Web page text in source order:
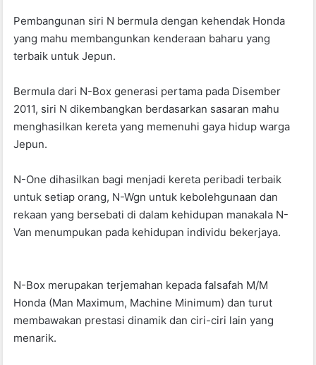
Pembangunan siri N bermula dengan kehendak Honda
yang mahu membangunkan kenderaan baharu yang
terbaik untuk Jepun.
Bermula dari N-Box generasi pertama pada Disember
2011, siri N dikembangkan berdasarkan sasaran mahu
menghasilkan kereta yang memenuhi gaya hidup warga
Jepun.
N-One dihasilkan bagi menjadi kereta peribadi terbaik
untuk setiap orang, N-Wgn untuk kebolehgunaan dan
rekaan yang bersebati di dalam kehidupan manakala N-
Van menumpukan pada kehidupan individu bekerjaya.
N-Box merupakan terjemahan kepada falsafah M/M
Honda (Man Maximum, Machine Minimum) dan turut
membawakan prestasi dinamik dan ciri-ciri lain yang
menarik.